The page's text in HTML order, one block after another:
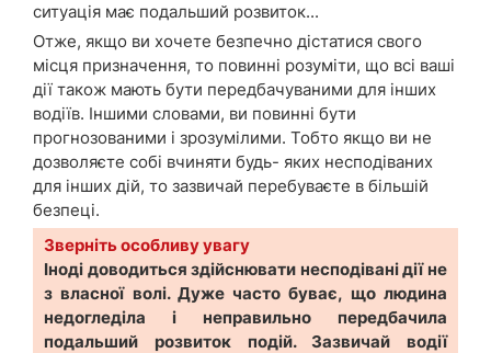
ситуація має подальший розвиток...
Отже, якщо ви хочете безпечно дістатися свого
місця призначення, то повинні розуміти, що всі ваші
дії також мають бути передбачуваними для інших
водіїв. Іншими словами, ви повинні бути
прогнозованими і зрозумілими. Тобто якщо ви не
дозволяєте собі вчиняти будь- яких несподіваних
для інших дій, то зазвичай перебуваєте в більшій
безпеці.
Зверніть особливу увагу
Іноді доводиться здійснювати несподівані дії не
з власної волі. Дуже часто буває, що людина
недогледіла і неправильно передбачила
подальший розвиток подій. Зазвичай водії